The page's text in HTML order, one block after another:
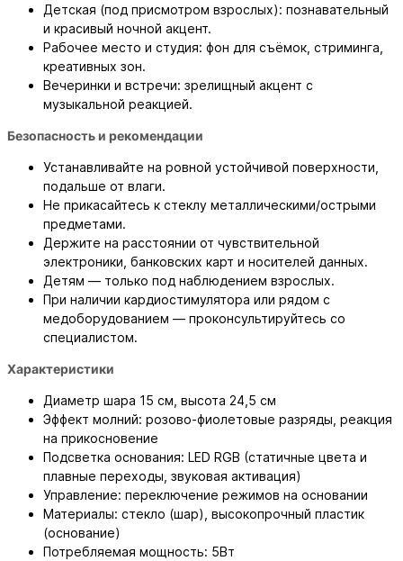
Детская (под присмотром взрослых): познавательный
и красивый ночной акцент.
Рабочее место и студия: фон для съёмок, стриминга,
креативных зон.
Вечеринки и встречи: зрелищный акцент с
музыкальной реакцией.
Безопасность и рекомендации
Устанавливайте на ровной устойчивой поверхности,
подальше от влаги.
Не прикасайтесь к стеклу металлическими/острыми
предметами.
Держите на расстоянии от чувствительной
электроники, банковских карт и носителей данных.
Детям — только под наблюдением взрослых.
При наличии кардиостимулятора или рядом с
медоборудованием — проконсультируйтесь со
специалистом.
Характеристики
Диаметр шара 15 см, высота 24,5 см
Эффект молний: розово‑фиолетовые разряды, реакция
на прикосновение
Подсветка основания: LED RGB (статичные цвета и
плавные переходы, звуковая активация)
Управление: переключение режимов на основании
Материалы: стекло (шар), высокопрочный пластик
(основание)
Потребляемая мощность: 5Вт